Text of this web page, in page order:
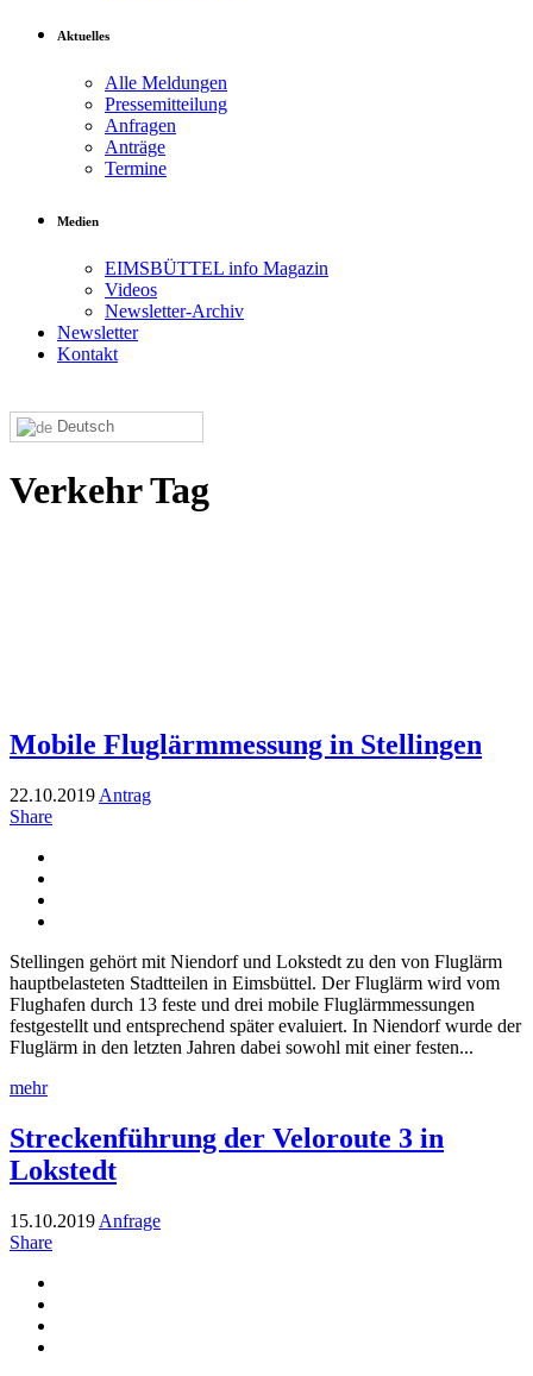
Aktuelles
Alle Meldungen
Pressemitteilung
Anfragen
Anträge
Termine
Medien
EIMSBÜTTEL info Magazin
Videos
Newsletter-Archiv
Newsletter
Kontakt
Deutsch
Verkehr Tag
Mobile Fluglärmmessung in Stellingen
22.10.2019 Antrag
Share
Stellingen gehört mit Niendorf und Lokstedt zu den von Fluglärm
hauptbelasteten Stadtteilen in Eimsbüttel. Der Fluglärm wird vom
Flughafen durch 13 feste und drei mobile Fluglärmmessungen
festgestellt und entsprechend später evaluiert. In Niendorf wurde der
Fluglärm in den letzten Jahren dabei sowohl mit einer festen...
mehr
Streckenführung der Veloroute 3 in
Lokstedt
15.10.2019 Anfrage
Share